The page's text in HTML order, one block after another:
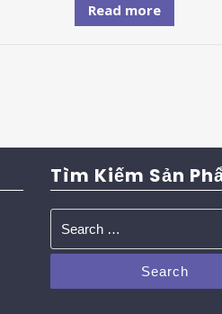
Read more
Tìm Kiếm Sản
Search